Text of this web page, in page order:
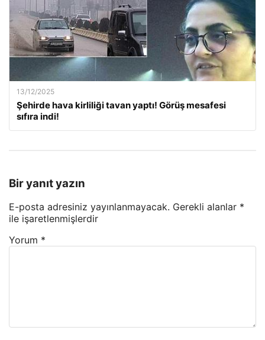
13/12/2025
Şehirde hava kirliliği tavan yaptı! Görüş mesafesi
sıfıra indi!
Bir yanıt yazın
E-posta adresiniz yayınlanmayacak. Gerekli alanlar *
ile işaretlenmişlerdir
Yorum *